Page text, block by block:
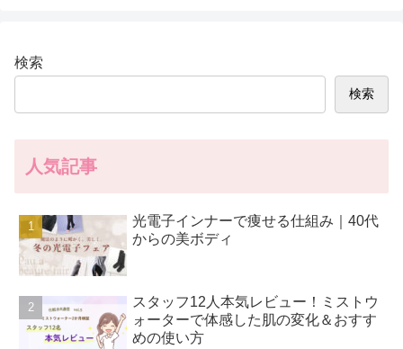
検索
検索
人気記事
光電子インナーで痩せる仕組み｜40代
からの美ボディ
スタッフ12人本気レビュー！ミストウ
ォーターで体感した肌の変化＆おすす
めの使い方